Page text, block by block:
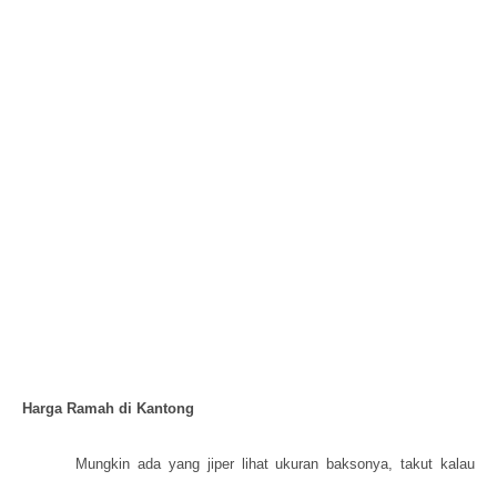
Harga Ramah di Kantong
Mungkin ada yang jiper lihat ukuran baksonya, takut kalau